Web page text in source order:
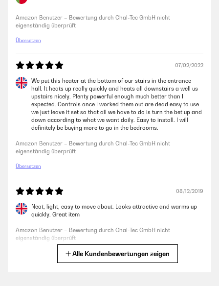
Amazon Benutzer – Bewertung durch Chal-Tec GmbH nicht
eigenständig überprüft
Übersetzen
07/02/2022
We put this heater at the bottom of our stairs in the entrance
hall. It heats up really quickly and heats all downstairs a well us
upstairs nicely. Plenty powerful enough much better than I
expected. Controls once I worked them out are dead easy to use
we just leave it set so that all we have to do is turn the bet up and
down according to what we want daily. Easy to install. I will
definitely be buying more to go in the bedrooms.
Amazon Benutzer – Bewertung durch Chal-Tec GmbH nicht
eigenständig überprüft
Übersetzen
08/12/2019
Neat, light, easy to move about. Looks attractive and warms up
quickly. Great item
Amazon Benutzer – Bewertung durch Chal-Tec GmbH nicht
eigenständig überprüft
Alle Kundenbewertungen zeigen